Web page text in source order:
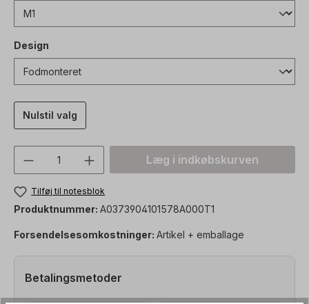
Design
Nulstil valg
Produktmængde: Indtast den
Læg i indkøbskurven
Tilføj til notesblok
Produktnummer: A0373904101578A000T1
Forsendelsesomkostninger: Artikel + emballage
Betalingsmetoder